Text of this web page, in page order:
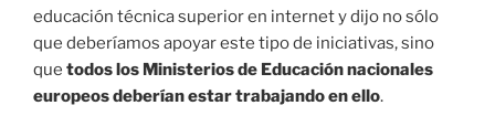
educación técnica superior en internet y dijo no sólo
que deberíamos apoyar este tipo de iniciativas, sino
que todos los Ministerios de Educación nacionales
europeos deberían estar trabajando en ello.